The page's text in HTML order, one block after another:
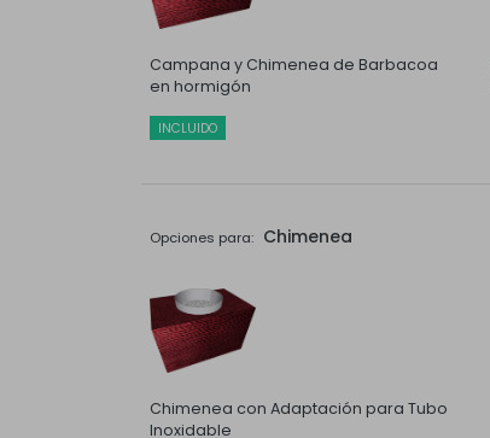
Campana y Chimenea de Barbacoa
en hormigón
INCLUIDO
Opciones para: Chimenea
Chimenea con Adaptación para Tubo
Inoxidable